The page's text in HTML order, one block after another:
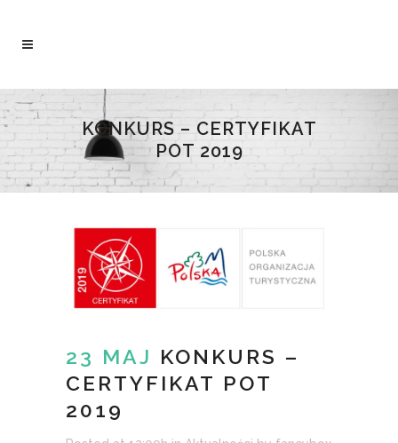
KONKURS – CERTYFIKAT
POT 2019
23 MAJ KONKURS –
CERTYFIKAT POT
2019